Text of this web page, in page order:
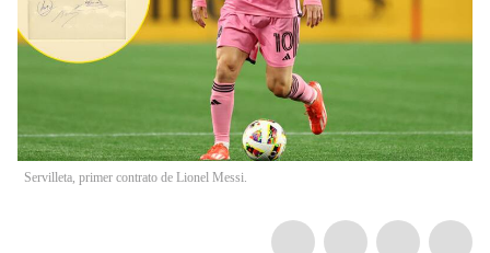
Servilleta, primer contrato de Lionel Messi.